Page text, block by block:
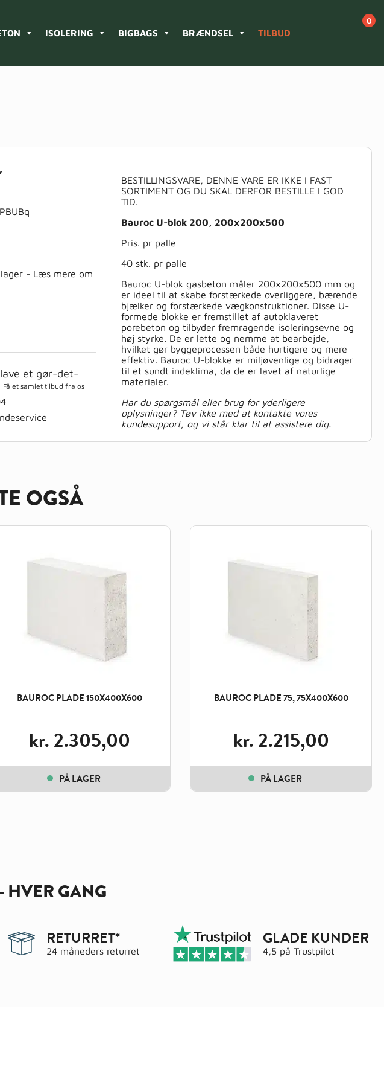
ISOLERING BIGBAGS BRÆNDSEL TILBUD
- Læs mere om
et gør-det-
Få et samlet tilbud fra os
BESTILLINGSVARE, DENNE VARE ER IKKE I FAST
SORTIMENT OG DU SKAL DERFOR BESTILLE I GOD
TID.
Bauroc U-blok 200, 200x200x500
Pris. pr palle
40 stk. pr palle
Bauroc U-blok gasbeton måler 200x200x500 mm og
er ideel til at skabe forstærkede overliggere, bærende
bjælker og forstærkede vægkonstruktioner. Disse U-
formede blokke er fremstillet af autoklaveret
porebeton og tilbyder fremragende isoleringsevne og
høj styrke. De er lette og nemme at bearbejde,
hvilket gør byggeprocessen både hurtigere og mere
effektiv. Bauroc U-blokke er miljøvenlige og bidrager
til et sundt indeklima, da de er lavet af naturlige
materialer.
Har du spørgsmål eller brug for yderligere
oplysninger? Tøv ikke med at kontakte vores
kundesupport, og vi står klar til at assistere dig.
OGSÅ
BAUROC PLADE 150X400X600
kr.2.305,00
PÅ LAGER
BAUROC PLADE 75, 75X400X600
kr.2.215,00
PÅ LAGER
HVER GANG
RETURRET*
24 måneders returret
GLADE KUNDER
4,5 på Trustpilot